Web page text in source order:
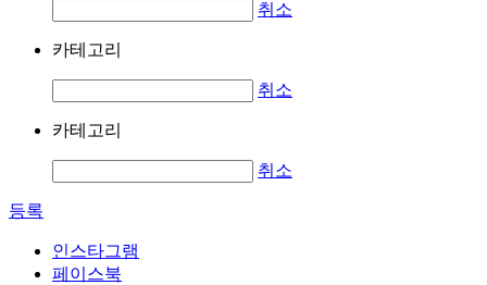
취소
카테고리
취소
카테고리
취소
등록
인스타그램
페이스북